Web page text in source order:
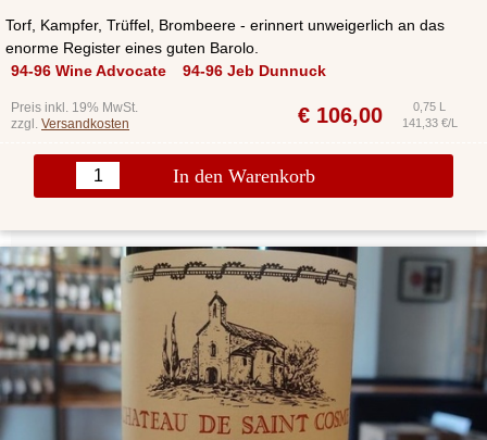
Torf, Kampfer, Trüffel, Brombeere - erinnert unweigerlich an das
enorme Register eines guten Barolo.
94-96 Wine Advocate
94-96 Jeb Dunnuck
Preis inkl. 19% MwSt.
zzgl. Versandkosten € 106,00
0,75 L
141,33 €/L
In den Warenkorb